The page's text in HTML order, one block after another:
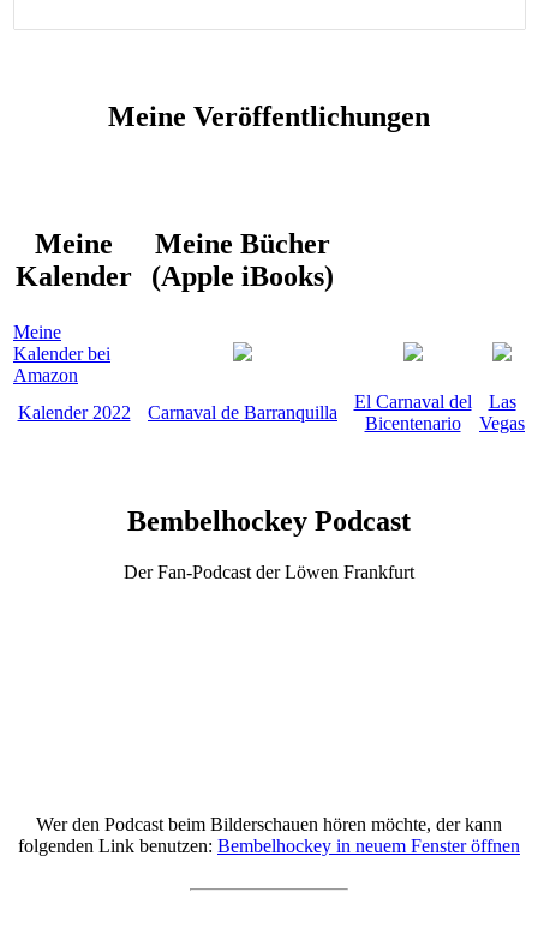
Meine Veröffentlichungen
Meine
Kalender
Meine Bücher
(Apple iBooks)
Meine
Kalender bei
Amazon
Kalender 2022
Carnaval de Barranquilla
El Carnaval del
Bicentenario
Las
Vegas
Bembelhockey Podcast
Der Fan-Podcast der Löwen Frankfurt
Wer den Podcast beim Bilderschauen hören möchte, der kann
folgenden Link benutzen: Bembelhockey in neuem Fenster öffnen